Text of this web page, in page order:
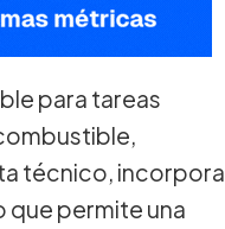
para tareas
técnico, incorpora
que permite una